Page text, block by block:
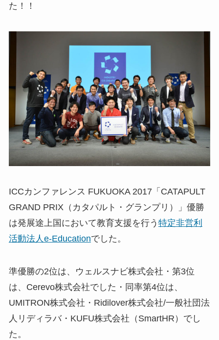
た！！
ICCカンファレンス FUKUOKA 2017「CATAPULT
GRAND PRIX（カタパルト・グランプリ）」優勝
は発展途上国において教育支援を行う 特定非営利
活動法人e-Educationでした。
準優勝の2位は、ウェルスナビ株式会社・第3位
は、Cerevo株式会社でした・同率第4位は、
UMITRON株式会社・Ridilover株式会社/一般社団法
人リディラバ・KUFU株式会社（SmartHR）でし
た。